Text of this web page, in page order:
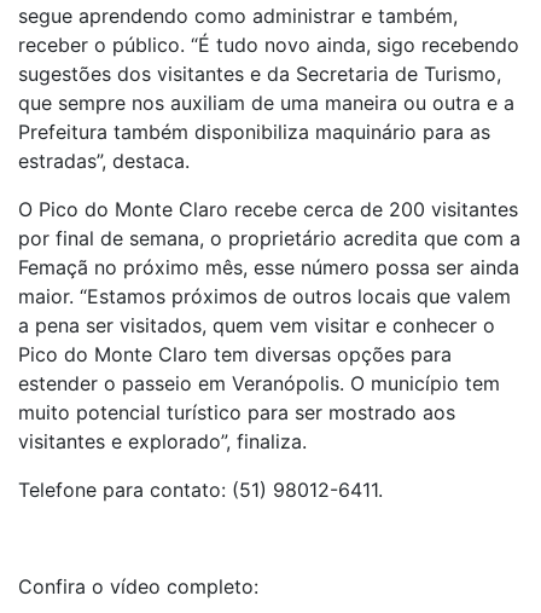
segue aprendendo como administrar e também,
receber o público. “É tudo novo ainda, sigo recebendo
sugestões dos visitantes e da Secretaria de Turismo,
que sempre nos auxiliam de uma maneira ou outra e a
Prefeitura também disponibiliza maquinário para as
estradas”, destaca.
O Pico do Monte Claro recebe cerca de 200 visitantes
por final de semana, o proprietário acredita que com a
Femaçã no próximo mês, esse número possa ser ainda
maior. “Estamos próximos de outros locais que valem
a pena ser visitados, quem vem visitar e conhecer o
Pico do Monte Claro tem diversas opções para
estender o passeio em Veranópolis. O município tem
muito potencial turístico para ser mostrado aos
visitantes e explorado”, finaliza.
Telefone para contato: (51) 98012-6411.
Confira o vídeo completo: